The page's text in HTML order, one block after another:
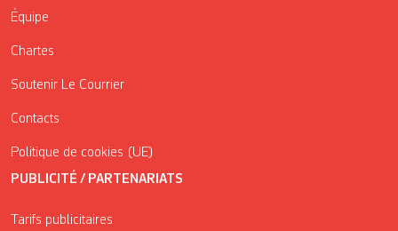
Équipe
Chartes
Soutenir Le Courrier
Contacts
Politique de cookies (UE)
PUBLICITÉ / PARTENARIATS
Tarifs publicitaires